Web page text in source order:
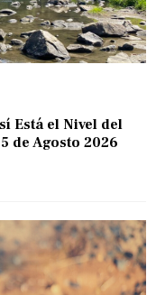
Está el Nivel del
de Agosto 2026